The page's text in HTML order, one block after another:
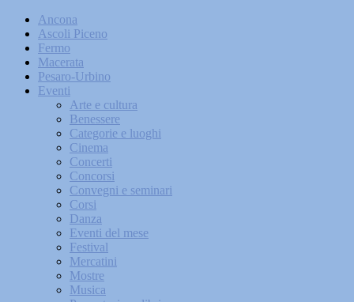
Ancona
Ascoli Piceno
Fermo
Macerata
Pesaro-Urbino
Eventi
Arte e cultura
Benessere
Categorie e luoghi
Cinema
Concerti
Concorsi
Convegni e seminari
Corsi
Danza
Eventi del mese
Festival
Mercatini
Mostre
Musica